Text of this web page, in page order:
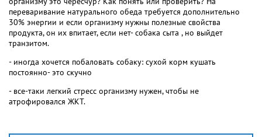
переваривание натурального обеда требуется дополнительно
30% энергии и если организму нужны полезные свойства
продукта, он их впитает, если нет- собака сыта , но выйдет
транзитом.
- иногда хочется побаловать собаку: сухой корм кушать
постоянно- это скучно
- все-таки легкий стресс организму нужен, чтобы не
атрофировался ЖКТ.